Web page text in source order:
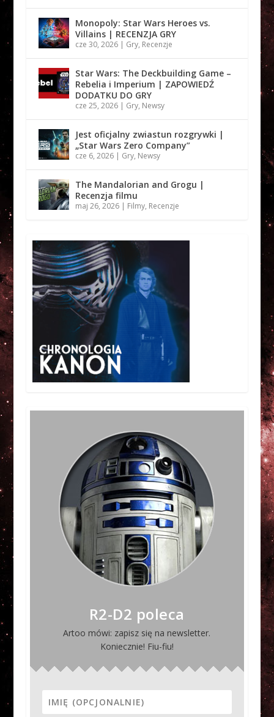
Monopoly: Star Wars Heroes vs.
Villains | RECENZJA GRY
cze 30, 2026| Gry, Recenzje
Star Wars: The Deckbuilding Game –
Rebelia i Imperium | ZAPOWIEDŹ
DODATKU DO GRY
cze 25, 2026| Gry, Newsy
Jest oficjalny zwiastun rozgrywki |
„Star Wars Zero Company”
cze 6, 2026| Gry, Newsy
The Mandalorian and Grogu |
Recenzja filmu
maj 26, 2026| Filmy, Recenzje
R2-D2 poleca
Artoo mówi: zapisz się na newsletter.
Koniecznie! Fiu-fiu!